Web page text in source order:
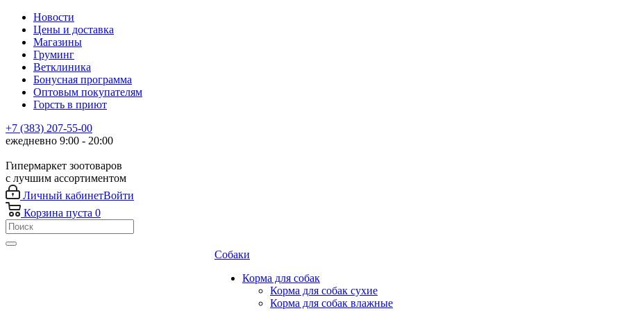
Новости
Цены и доставка
Магазины
Груминг
Ветклиника
Бонусная программа
Оптовым покупателям
Горсть в приют
+7 (383) 207-55-00
ежедневно 9:00 - 20:00
Гипермаркет зоотоваров
с лучшим ассортиментом
Личный кабинетВойти
Корзина пуста 0
Собаки
Корма для собак
Корма для собак сухие
Корма для собак влажные